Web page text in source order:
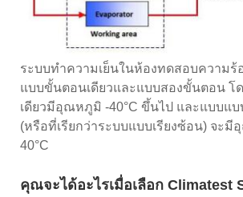
ระบบทำความเย็นในห้องทดสอบความร้
แบบขั้นตอนเดียวและแบบสองขั้นตอน โ
เดียวมีอุณหภูมิ -40°C ขึ้นไป และแบบแ
(หรือที่เรียกว่าระบบแบบเรียงซ้อน) จะ
40°C
คุณจะได้อะไรเมื่อเลือก Climatest